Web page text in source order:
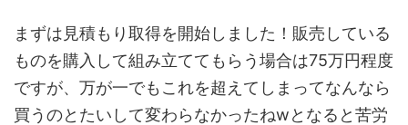
まずは見積もり取得を開始しました！販売している
ものを購入して組み立ててもらう場合は75万円程度
ですが、万が一でもこれを超えてしまってなんなら
買うのとたいして変わらなかったねwとなると苦労